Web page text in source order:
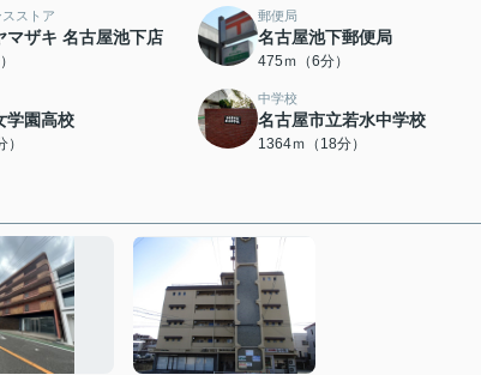
ストア
マザキ 名古屋池下店
郵便局
名古屋池下郵便局
475ｍ（6分）
学園高校
中学校
名古屋市立若水中学校
1364ｍ（18分）